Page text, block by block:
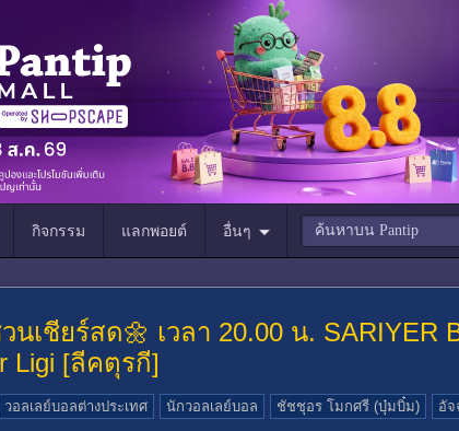
กิจกรรม แลกพอยต์ อื่นๆ
นเชียร์สด🌼 เวลา 20.00 น. SARIYER
Ligi [ลีคตุรกี]
วอลเลย์บอลต่างประเทศ นักวอลเลย์บอล ชัชชุอร โมกศรี (บุ๋มบิ๋ม) อัจ